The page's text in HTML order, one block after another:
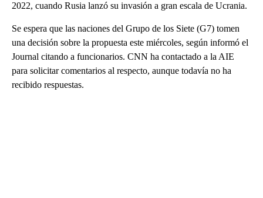
2022, cuando Rusia lanzó su invasión a gran escala de Ucrania.
Se espera que las naciones del Grupo de los Siete (G7) tomen
una decisión sobre la propuesta este miércoles, según informó el
Journal citando a funcionarios. CNN ha contactado a la AIE
para solicitar comentarios al respecto, aunque todavía no ha
recibido respuestas.